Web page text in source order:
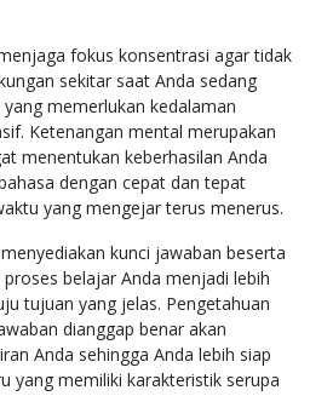
fokus konsentrasi agar tidak
sekitar saat Anda sedang
memerlukan kedalaman
Ketenangan mental merupakan
menentukan keberhasilan Anda
dengan cepat dan tepat
yang mengejar terus menerus.
kunci jawaban beserta
belajar Anda menjadi lebih
tujuan yang jelas. Pengetahuan
dianggap benar akan
Anda sehingga Anda lebih siap
yang memiliki karakteristik serupa